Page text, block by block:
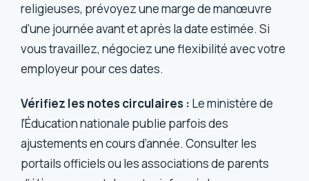
religieuses, prévoyez une marge de manœuvre
d’une journée avant et après la date estimée. Si
vous travaillez, négociez une flexibilité avec votre
employeur pour ces dates.
Vérifiez les notes circulaires : Le ministère de
l’Éducation nationale publie parfois des
ajustements en cours d’année. Consulter les
portails officiels ou les associations de parents